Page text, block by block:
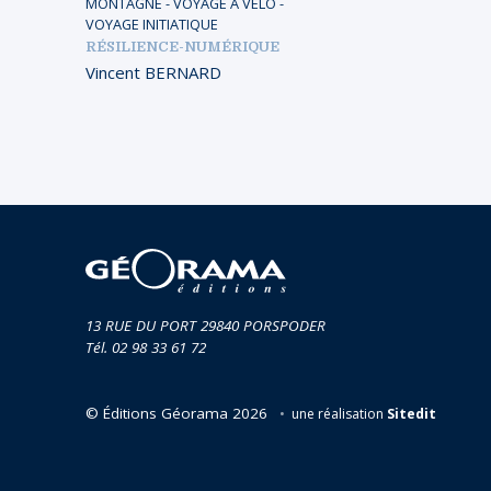
VOYAGE INITIATIQUE
RÉSILIENCE-NUMÉRIQUE
Vincent BERNARD
13 RUE DU PORT 29840 PORSPODER
Tél. 02 98 33 61 72
© Éditions Géorama 2026 une réalisation Sitedit